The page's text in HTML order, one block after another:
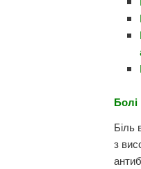
Болі
Біль
з